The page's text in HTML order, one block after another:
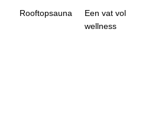
Rooftopsauna
Een vat vol
wellness